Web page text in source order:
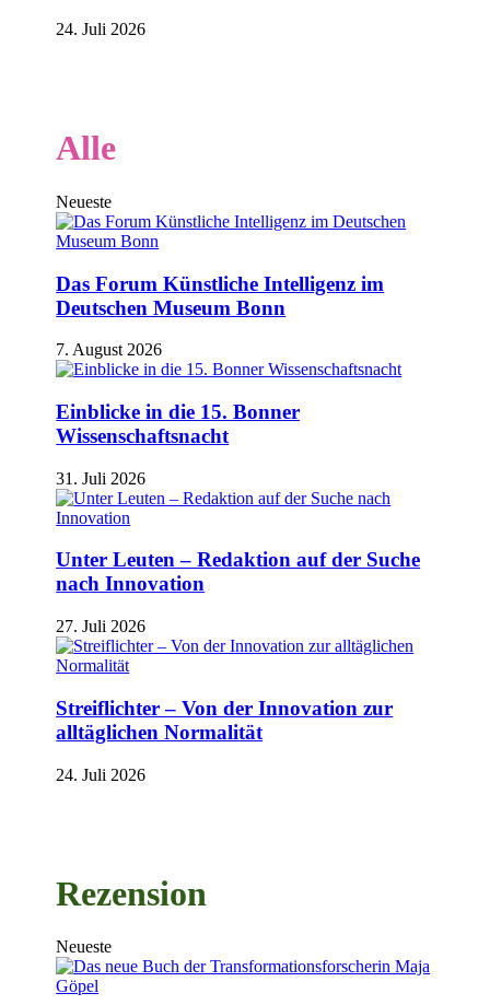
24. Juli 2026
Alle
Neueste
Das Forum Künstliche Intelligenz im
Deutschen Museum Bonn
7. August 2026
Einblicke in die 15. Bonner
Wissenschaftsnacht
31. Juli 2026
Unter Leuten – Redaktion auf der Suche
nach Innovation
27. Juli 2026
Streiflichter – Von der Innovation zur
alltäglichen Normalität
24. Juli 2026
Rezension
Neueste